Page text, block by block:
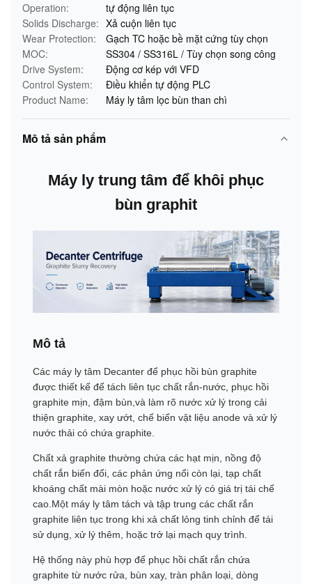
Operation:
tự động liên tục
Solids Discharge: Xả cuộn liên tục
Wear Protection:
Gạch TC hoặc bề mặt cứng tùy chọn
MOC:
SS304 / SS316L / Tùy chọn song công
Drive System:
Động cơ kép với VFD
Control System:
Điều khiển tự động PLC
Product Name:
Máy ly tâm lọc bùn than chì
Mô tả sản phẩm
Máy ly trung tâm để khôi phục
bùn graphit
Mô tả
Các máy ly tâm Decanter để phục hồi bùn graphite
được thiết kế để tách liên tục chất rắn-nước, phục hồi
graphite mịn, đậm bùn,và làm rõ nước xử lý trong cải
thiện graphite, xay ướt, chế biến vật liệu anode và xử lý
nước thải có chứa graphite.
Chất xả graphite thường chứa các hạt mịn, nồng độ
chất rắn biến đổi, các phản ứng nổi còn lại, tạp chất
khoáng chất mài mòn hoặc nước xử lý có giá trị tái chế
cao.Một máy ly tâm tách và tập trung các chất rắn
graphite liên tục trong khi xả chất lỏng tinh chỉnh để tái
sử dụng, xử lý thêm, hoặc trở lại mạch quy trình.
Hệ thống này phù hợp để phục hồi chất rắn chứa
graphite từ nước rửa, bùn xay, tràn phân loại, dòng